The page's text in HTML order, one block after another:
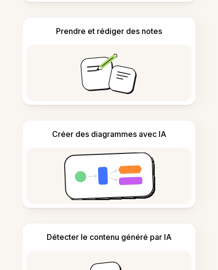
Prendre et rédiger des notes
Créer des diagrammes avec IA
Détecter le contenu généré par IA